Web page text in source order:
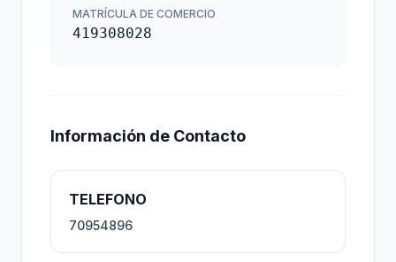
MATRÍCULA DE COMERCIO
419308028
Información de Contacto
TELEFONO
70954896